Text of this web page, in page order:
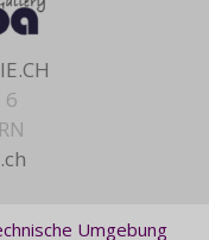
6
Umgebung